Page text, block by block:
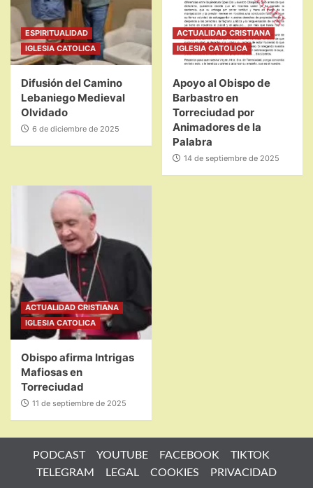
ESPIRITUALIDAD
IGLESIA CATOLICA
Difusión del Camino
Lebaniego Medieval
Olvidado
6 de diciembre de 2025
ACTUALIDAD CRISTIANA
IGLESIA CATOLICA
Apoyo al Obispo de
Barbastro en
Torreciudad por
Animadores de la
Palabra
14 de septiembre de 2025
ACTUALIDAD CRISTIANA
IGLESIA CATOLICA
Obispo afirma Intrigas
Mafiosas en
Torreciudad
11 de septiembre de 2025
PODCAST YOUTUBE FACEBOOK
TIKTOK
TELEGRAM
LEGAL COOKIES PRIVACIDAD